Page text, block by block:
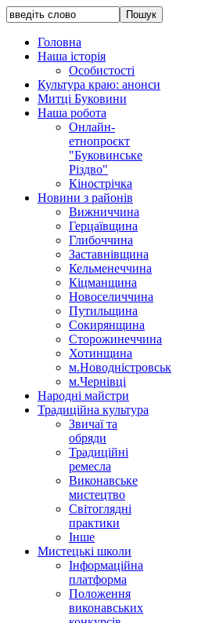
Головна
Наша історія
Особистості
Культура краю: анонси
Митці Буковини
Наша робота
Онлайн-
етнопроєкт
"Буковинське
Різдво"
Кінострічка
Новини з районів
Вижниччина
Герцаївщина
Глибоччина
Заставнівщина
Кельменеччина
Кіцманщина
Новоселиччина
Путильщина
Сокирянщина
Сторожинеччина
Хотинщина
м.Новодністровськ
м.Чернівці
Народні майстри
Традиційна культура
Звичаї та
обряди
Традиційні
ремесла
Виконавське
мистецтво
Світоглядні
практики
Інше
Мистецькі школи
Інформаційна
платформа
Положення
виконавських